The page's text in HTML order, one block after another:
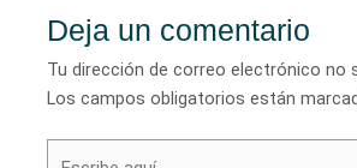
Deja un comentario
Tu dirección de correo electrónico no
Los campos obligatorios están